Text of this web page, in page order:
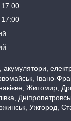
17:00
17:00
Івано-
Житомир,
Ужгород,